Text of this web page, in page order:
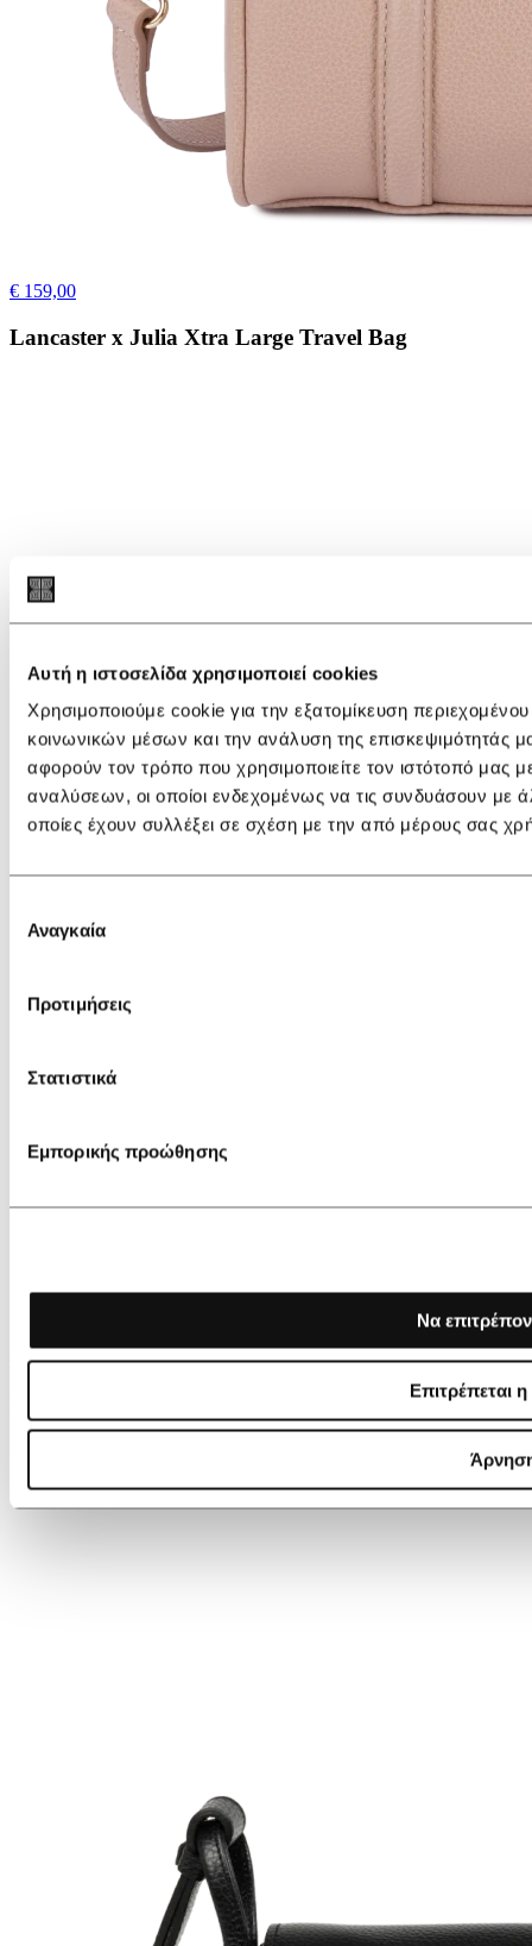
Αυτή η ιστοσελίδα χρησιμοποιεί cookies
Χρησιμοποιούμε cookie για την εξατομίκευση
κοινωνικών μέσων και την ανάλυση της επισκεψιμότητάς
αφορούν τον τρόπο που χρησιμοποιείτε τον ιστότοπό μας
αναλύσεων, οι οποίοι ενδεχομένως να τις συνδυάσουν με
οποίες έχουν συλλέξει σε σχέση με την από μέρους σας
συγκατάθεσης
Αναγκαία
Προτιμήσεις
Στατιστικά
Εμπορικής προώθησης
Να
Επιτρέπεται
€ 159,00
Lancaster x Julia Xtra Large Travel Bag
€ 325,00
Lancaster Large Crossbody bag Accordéon Double